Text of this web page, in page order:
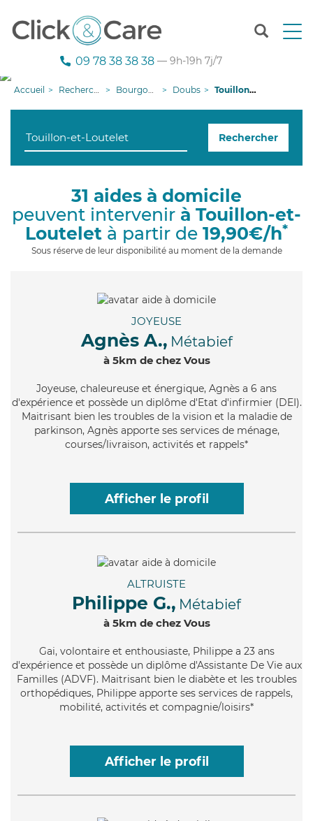
T
n
g
i
09 78 38 38 38 — 9h-19h 7j/7
Accueil Recherche aide à domicile Bourgogne-Franche-Comté Doubs Touillon-et-Loutelet
Rechercher
31 aides à domicile
peuvent intervenir à Touillon-et-
Loutelet à partir de 19,90€/h*
Sous réserve de leur disponibilité au moment de la demande
JOYEUSE
Agnès A., Métabief
à 5km de chez Vous
Joyeuse, chaleureuse et énergique, Agnès a 6 ans
d'expérience et possède un diplôme d'Etat d'infirmier (DEI).
Maitrisant bien les troubles de la vision et la maladie de
parkinson, Agnès apporte ses services de ménage,
courses/livraison, activités et rappels*
Afficher le profil
ALTRUISTE
Philippe G., Métabief
à 5km de chez Vous
Gai, volontaire et enthousiaste, Philippe a 23 ans
d'expérience et possède un diplôme d'Assistante De Vie aux
Familles (ADVF). Maitrisant bien le diabète et les troubles
orthopédiques, Philippe apporte ses services de rappels,
mobilité, activités et compagnie/loisirs*
Afficher le profil